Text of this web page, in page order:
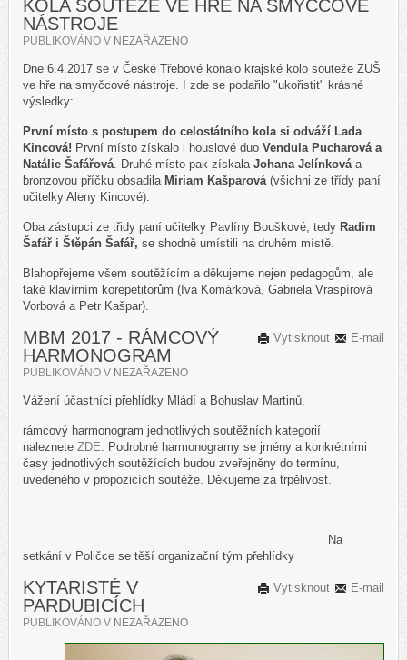
KOLA SOUTĚŽE VE HŘE NA SMYČCOVÉ
NÁSTROJE
PUBLIKOVÁNO V NEZAŘAZENO
Dne 6.4.2017 se v České Třebové konalo krajské kolo souteže ZUŠ
ve hře na smyčcové nástroje. I zde se podařilo "ukořistit" krásné
výsledky:
První místo s postupem do celostátního kola si odváží Lada
Kincová! První místo získalo i houslové duo Vendula Pucharová a
Natálie Šafářová. Druhé místo pak získala Johana Jelínkováa
bronzovou příčku obsadila Miriam Kašparová(všichni ze třídy paní
učitelky Aleny Kincové).
Oba zástupci ze třidy paní učitelky Pavlíny Bouškové, tedy Radim
Šafář i Štěpán Šafář, se shodně umístili na druhém místě.
Blahopřejeme všem soutěžícím a děkujeme nejen pedagogům, ale
také klavírním korepetitorům (Iva Komárková, Gabriela Vraspírová
Vorbová a Petr Kašpar).
E-mail
Vytisknout
MBM 2017 - RÁMCOVÝ
HARMONOGRAM
PUBLIKOVÁNO V NEZAŘAZENO
Vážení účastníci přehlídky Mládí a Bohuslav Martinů,
rámcový harmonogram jednotlivých soutěžních kategorií
naleznete ZDE. Podrobné harmonogramy se jmény a konkrétními
časy jednotlivých soutěžících budou zveřejněny do termínu,
uvedeného v propozicích soutěže. Děkujeme za trpělivost.
Na
setkání v Poličce se těší organizační tým přehlídky
E-mail
Vytisknout
KYTARISTÉ V
PARDUBICÍCH
PUBLIKOVÁNO V NEZAŘAZENO